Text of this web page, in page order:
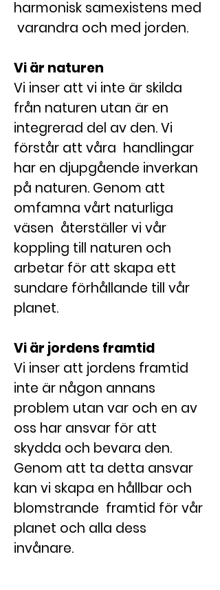
harmonisk samexistens med
varandra och med jorden.
Vi är naturen
Vi inser att vi inte är skilda
från naturen utan är en
integrerad del av den. Vi
förstår att våra handlingar
har en djupgående inverkan
på naturen. Genom att
omfamna vårt naturliga
väsen återställer vi vår
koppling till naturen och
arbetar för att skapa ett
sundare förhållande till vår
planet.
Vi är jordens framtid
Vi inser att jordens framtid
inte är någon annans
problem utan var och en av
oss har ansvar för att
skydda och bevara den.
Genom att ta detta ansvar
kan vi skapa en hållbar och
blomstrande framtid för vår
planet och alla dess
invånare.